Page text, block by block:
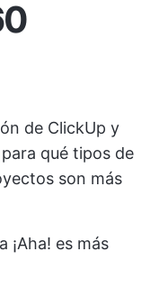
de ClickUp y
qué tipos de
son más
¡Aha! es más